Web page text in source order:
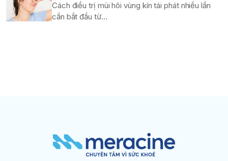
Cách điều trị mùi hôi vùng kín tái phát nhiều lần
cần bắt đầu từ...